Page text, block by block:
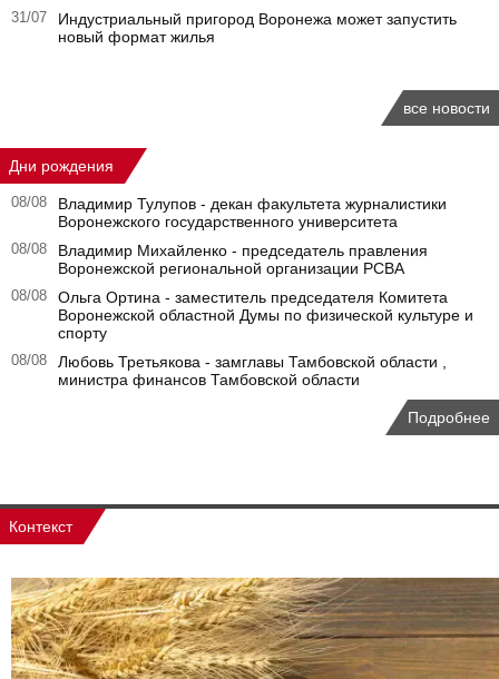
31/07
Индустриальный пригород Воронежа может запустить
новый формат жилья
все новости
Дни рождения
08/08
Владимир Тулупов - декан факультета журналистики
Воронежского государственного университета
08/08
Владимир Михайленко - председатель правления
Воронежской региональной организации РСВА
08/08
Ольга Ортина - заместитель председателя Комитета
Воронежской областной Думы по физической культуре и
спорту
08/08
Любовь Третьякова - замглавы Тамбовской области ,
министра финансов Тамбовской области
Подробнее
Контекст